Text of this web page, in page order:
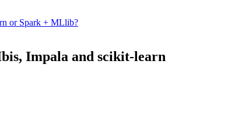
た
移住した
本番適用と運用の事例・知見共有会」を開催しまし
or Spark + MLlib?
Impala and scikit-learn